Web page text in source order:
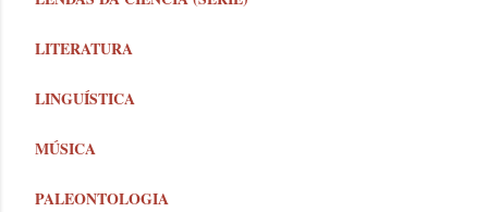
LITERATURA
LINGUÍSTICA
MÚSICA
PALEONTOLOGIA